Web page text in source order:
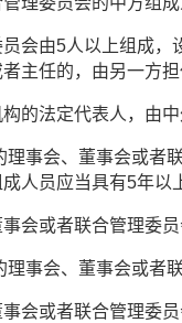
会由5人以上组成，
主任的，由另一方
法定代表人，由中
理事会、董事会或者
人员应当具有5年以
或者联合管理委员
理事会、董事会或者
或者联合管理委员